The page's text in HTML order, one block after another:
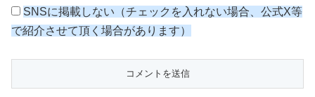
SNSに掲載しない（チェックを入れない場合、公式X等
で紹介させて頂く場合があります）